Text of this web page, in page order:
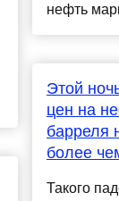
нефть
Этой
цен на
барреля
более
Такого